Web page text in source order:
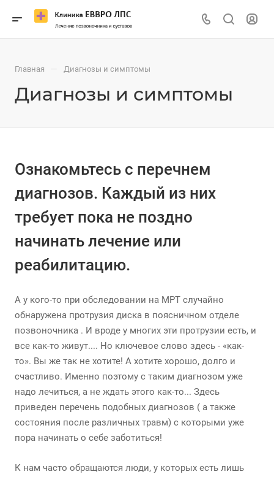
Главная — Диагнозы и симптомы
Диагнозы и симптомы
Ознакомьтесь с перечнем
диагнозов. Каждый из них
требует пока не поздно
начинать лечение или
реабилитацию.
А у кого-то при обследовании на МРТ случайно
обнаружена протрузия диска в поясничном отделе
позвоночника . И вроде у многих эти протрузии есть, и
все как-то живут.... Но ключевое слово здесь - «как-
то». Вы же так не хотите! А хотите хорошо, долго и
счастливо. Именно поэтому с таким диагнозом уже
надо лечиться, а не ждать этого как-то... Здесь
приведен перечень подобных диагнозов ( а также
состояния после различных травм) с которыми уже
пора начинать о себе заботиться!
К нам часто обращаются люди, у которых есть лишь